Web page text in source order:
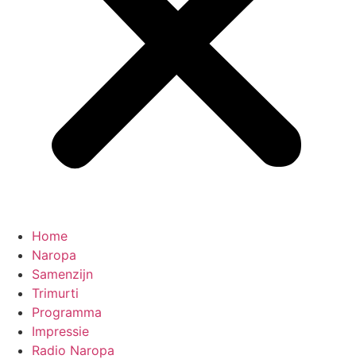
Home
Naropa
Samenzijn
Trimurti
Programma
Impressie
Radio Naropa